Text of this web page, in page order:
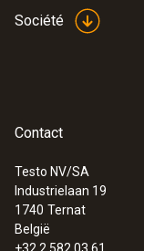
Société
Contact
Testo NV/SA
Industrielaan 19
1740 Ternat
België
+32 2 582 03 61